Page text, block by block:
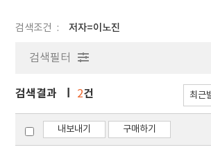
검색조건 저자=이노진
검색필터
검색결과 2건
내보내기 구매하기